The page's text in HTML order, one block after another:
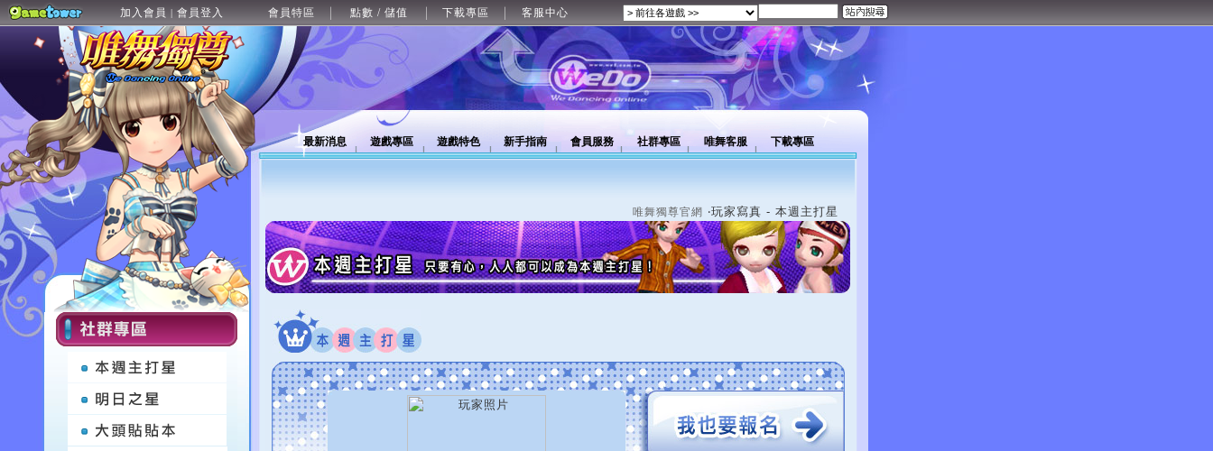
加入會員 | 會員登入 會員特區 點數 / 儲值 下載專區 客服中心
最新消息 遊戲專區 遊戲特色 新手指南 會員服務 社群專區 唯舞客服 下載專區
唯舞獨尊官網 ‧玩家寫真 - 本週主打星